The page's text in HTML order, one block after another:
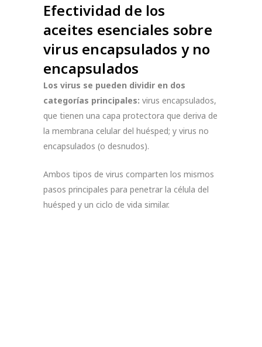
Efectividad de los
aceites esenciales sobre
virus encapsulados y no
encapsulados
Los virus se pueden dividir en dos
categorías principales: virus encapsulados,
que tienen una capa protectora que deriva de
la membrana celular del huésped; y virus no
encapsulados (o desnudos).
Ambos tipos de virus comparten los mismos
pasos principales para penetrar la célula del
huésped y un ciclo de vida similar.